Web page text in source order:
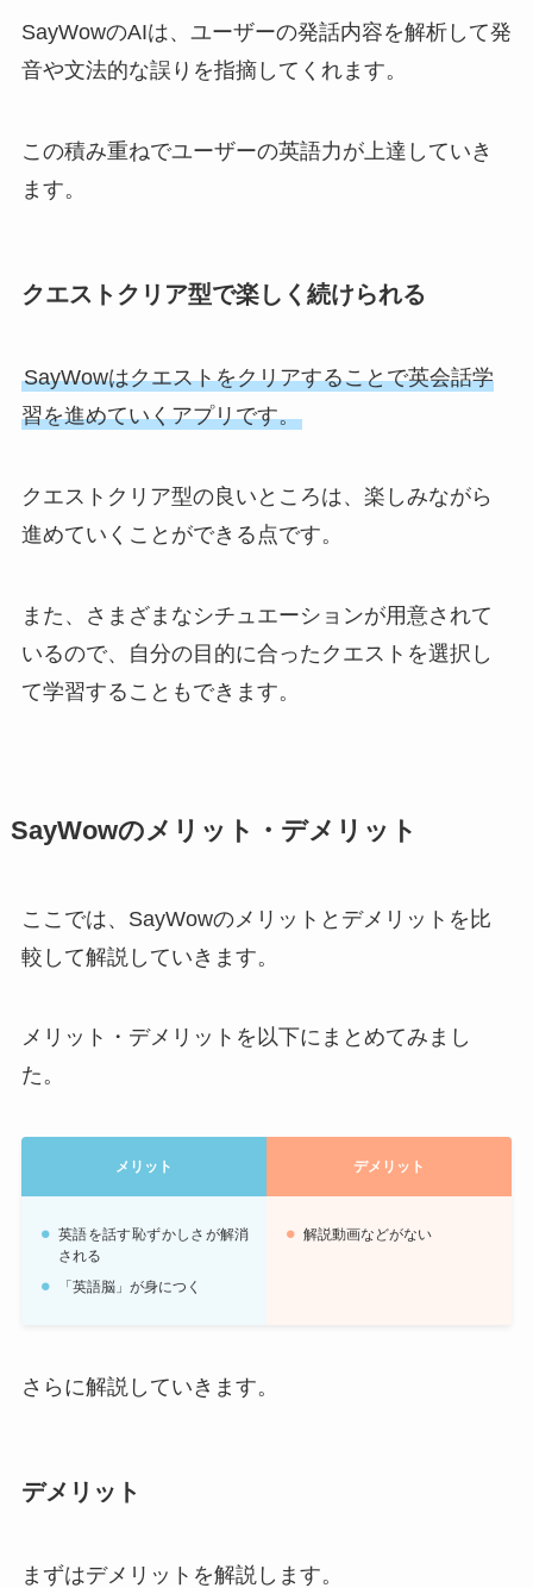
SayWowのAIは、ユーザーの発話内容を解析して発
音や文法的な誤りを指摘してくれます。
この積み重ねでユーザーの英語力が上達していき
ます。
クエストクリア型で楽しく続けられる
SayWowはクエストをクリアすることで英会話学
習を進めていくアプリです。
クエストクリア型の良いところは、楽しみながら
進めていくことができる点です。
また、さまざまなシチュエーションが用意されて
いるので、自分の目的に合ったクエストを選択し
て学習することもできます。
SayWowのメリット・デメリット
ここでは、SayWowのメリットとデメリットを比
較して解説していきます。
メリット・デメリットを以下にまとめてみまし
た。
メリット デメリット
英語を話す恥ずかしさが解消
される
「英語脳」が身につく
解説動画などがない
さらに解説していきます。
デメリット
まずはデメリットを解説します。